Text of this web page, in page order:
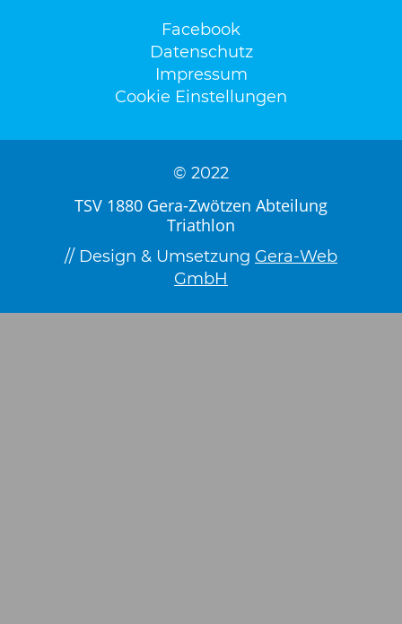
Facebook
Datenschutz
Impressum
Cookie Einstellungen
© 2022
TSV 1880 Gera-Zwötzen Abteilung
Triathlon
// Design & Umsetzung Gera-Web
GmbH